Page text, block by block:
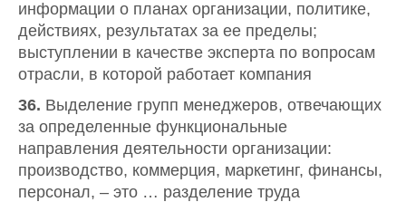
информации о планах организации, политике,
действиях, результатах за ее пределы;
выступлении в качестве эксперта по вопросам
отрасли, в которой работает компания
36. Выделение групп менеджеров, отвечающих
за определенные функциональные
направления деятельности организации:
производство, коммерция, маркетинг, финансы,
персонал, – это … разделение труда